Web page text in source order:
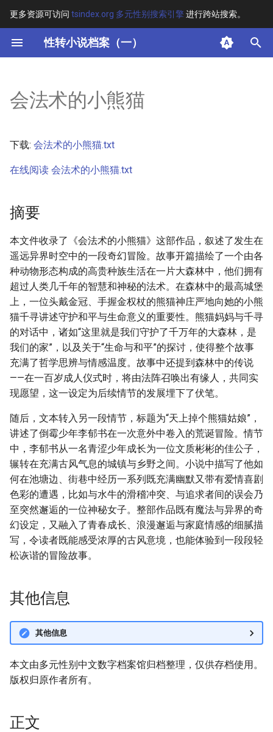
更多资源可访问 tsindex.org 多元性别搜索引擎进行跨站搜索。
性转小说档案（一）
键
开
搜
索
其他信息
正文
会法术的小熊猫
下载: 会法术的小熊猫.txt
在线阅读 会法术的小熊猫.txt
摘要
本文件收录了《会法术的小熊猫》这部作品，叙述了发生在
遥远异界时空中的一段奇幻冒险。故事开篇描绘了一个由各
种动物形态构成的高贵种族生活在一片大森林中，他们拥有
超过人类几千年的智慧和神秘的法术。在森林中的最高城堡
上，一位头戴金冠、手握金权杖的熊猫神庄严地向她的小熊
猫千寻讲述守护和平与生命意义的重要性。熊猫妈妈与千寻
的对话中，诸如“这里就是我们守护了千万年的大森林，是
我们的家”，以及关于“生命与和平”的探讨，使得整个故事
充满了哲学思辨与情感温度。故事中还提到森林中的传说
——在一百岁成人仪式时，将由法阵召唤出有缘人，共同实
现愿望，这一设定为后续情节的发展埋下了伏笔。
随后，文本转入另一段情节，标题为“天上掉个熊猫姑娘”，
讲述了倒霉少年李郁书在一次意外中卷入的荒诞冒险。情节
中，李郁书从一名青涩少年成长为一位文质彬彬的佳公子，
辗转在充满古风气息的城镇与乡野之间。小说中描写了他如
何在池塘边、街巷中经历一系列既充满幽默又带有爱情喜剧
色彩的遭遇，比如与水牛的滑稽冲突、与追求者间的误会乃
至突然邂逅的一位神秘女子。整部作品既有魔法与异界的奇
幻设定，又融入了青春成长、浪漫邂逅与家庭情感的细腻描
写，令读者既能感受浓厚的古风意境，也能体验到一段段轻
松诙谐的冒险故事。
其他信息
其他信息
本文由多元性别中文数字档案馆归档整理，仅供存档使用。
版权归原作者所有。
正文